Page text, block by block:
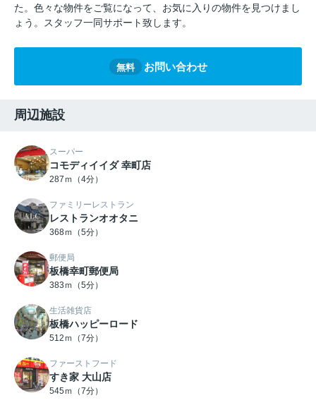
た。色々な物件をご覧になって、お気に入りの物件を見つけまし
ょう。スタッフ一同サポート致します。
無料 お問い合わせ
周辺施設
スーパー
コモディイイダ 幸町店
287ｍ（4分）
ファミリーレストラン
レストランオオタニ
368ｍ（5分）
郵便局
板橋幸町郵便局
383ｍ（5分）
生活雑貨店
板橋ハッピーロード
512ｍ（7分）
ファーストフード
すき家 大山店
545ｍ（7分）